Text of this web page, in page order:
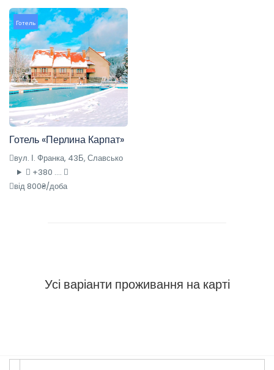
Готель
Готель «Перлина Карпат»
вул. І. Франка, 43Б, Славсько
+380 ....
від 800₴/доба
Усі варіанти проживання на карті